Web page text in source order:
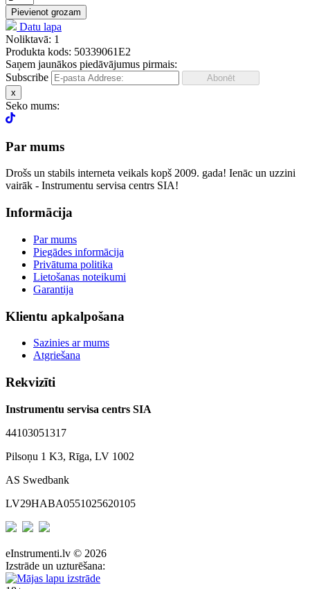
Pievienot grozam
Datu lapa
Noliktavā: 1
Produkta kods: 50339061E2
Saņem jaunākos piedāvājumus pirmais:
Subscribe
x
Seko mums:
Par mums
Drošs un stabils interneta veikals kopš 2009. gada! Ienāc un uzzini
vairāk - Instrumentu servisa centrs SIA!
Informācija
Par mums
Piegādes informācija
Privātuma politika
Lietošanas noteikumi
Garantija
Klientu apkalpošana
Sazinies ar mums
Atgriešana
Rekvizīti
Instrumentu servisa centrs SIA
44103051317
Pilsoņu 1 K3, Rīga, LV 1002
AS Swedbank
LV29HABA0551025620105
eInstrumenti.lv © 2026
Izstrāde un uzturēšana: